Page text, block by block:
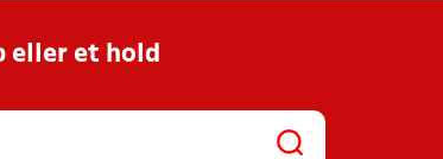
eller et hold